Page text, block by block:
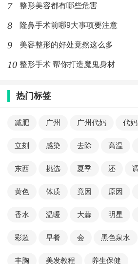
7 整形美容都有哪些危害
8 隆鼻手术前哪9大事项要注意
9 美容整形的好处竟然这么多
10 整形手术 帮你打造魔鬼身材
热门标签
减肥 广州 广州代妈 代妈
立刻 感染 去除 高温
东西 挑选 夏季 还
黄色 体质 竟因 原因
香水 温暖 大蒜 明星
彩超 早餐 会 黑色泉水
丰胸 美发教程 养生保健